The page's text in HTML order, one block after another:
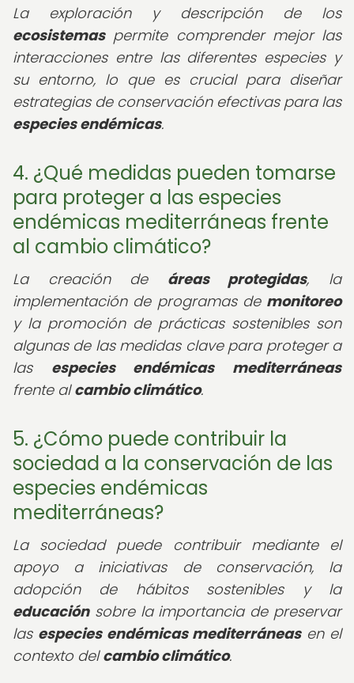
La exploración y descripción de los
ecosistemaspermite comprender mejor las
interacciones entre las diferentes especies y
su entorno, lo que es crucial para diseñar
estrategias de conservación efectivas para las
especies endémicas.
4. ¿Qué medidas pueden tomarse
para proteger a las especies
endémicas mediterráneas frente
al cambio climático?
La creación de áreas protegidas, la
implementación de programas de monitoreo
y la promoción de prácticas sostenibles son
algunas de las medidas clave para proteger a
las especies endémicas mediterráneas
frente alcambio climático.
5. ¿Cómo puede contribuir la
sociedad a la conservación de las
especies endémicas
mediterráneas?
La sociedad puede contribuir mediante el
apoyo a iniciativas de conservación, la
adopción de hábitos sostenibles y la
educaciónsobre la importancia de preservar
las especies endémicas mediterráneasen el
contexto delcambio climático.